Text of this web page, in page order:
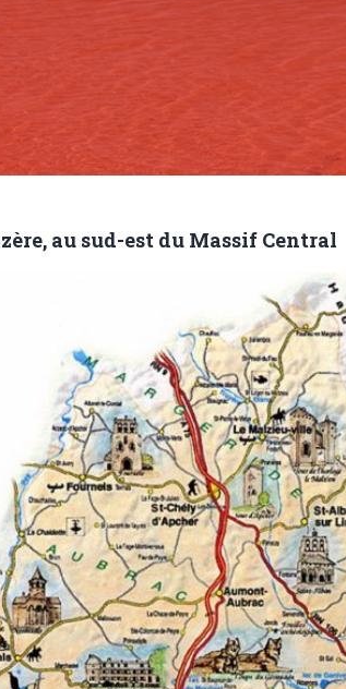
au sud-est du Massif Central